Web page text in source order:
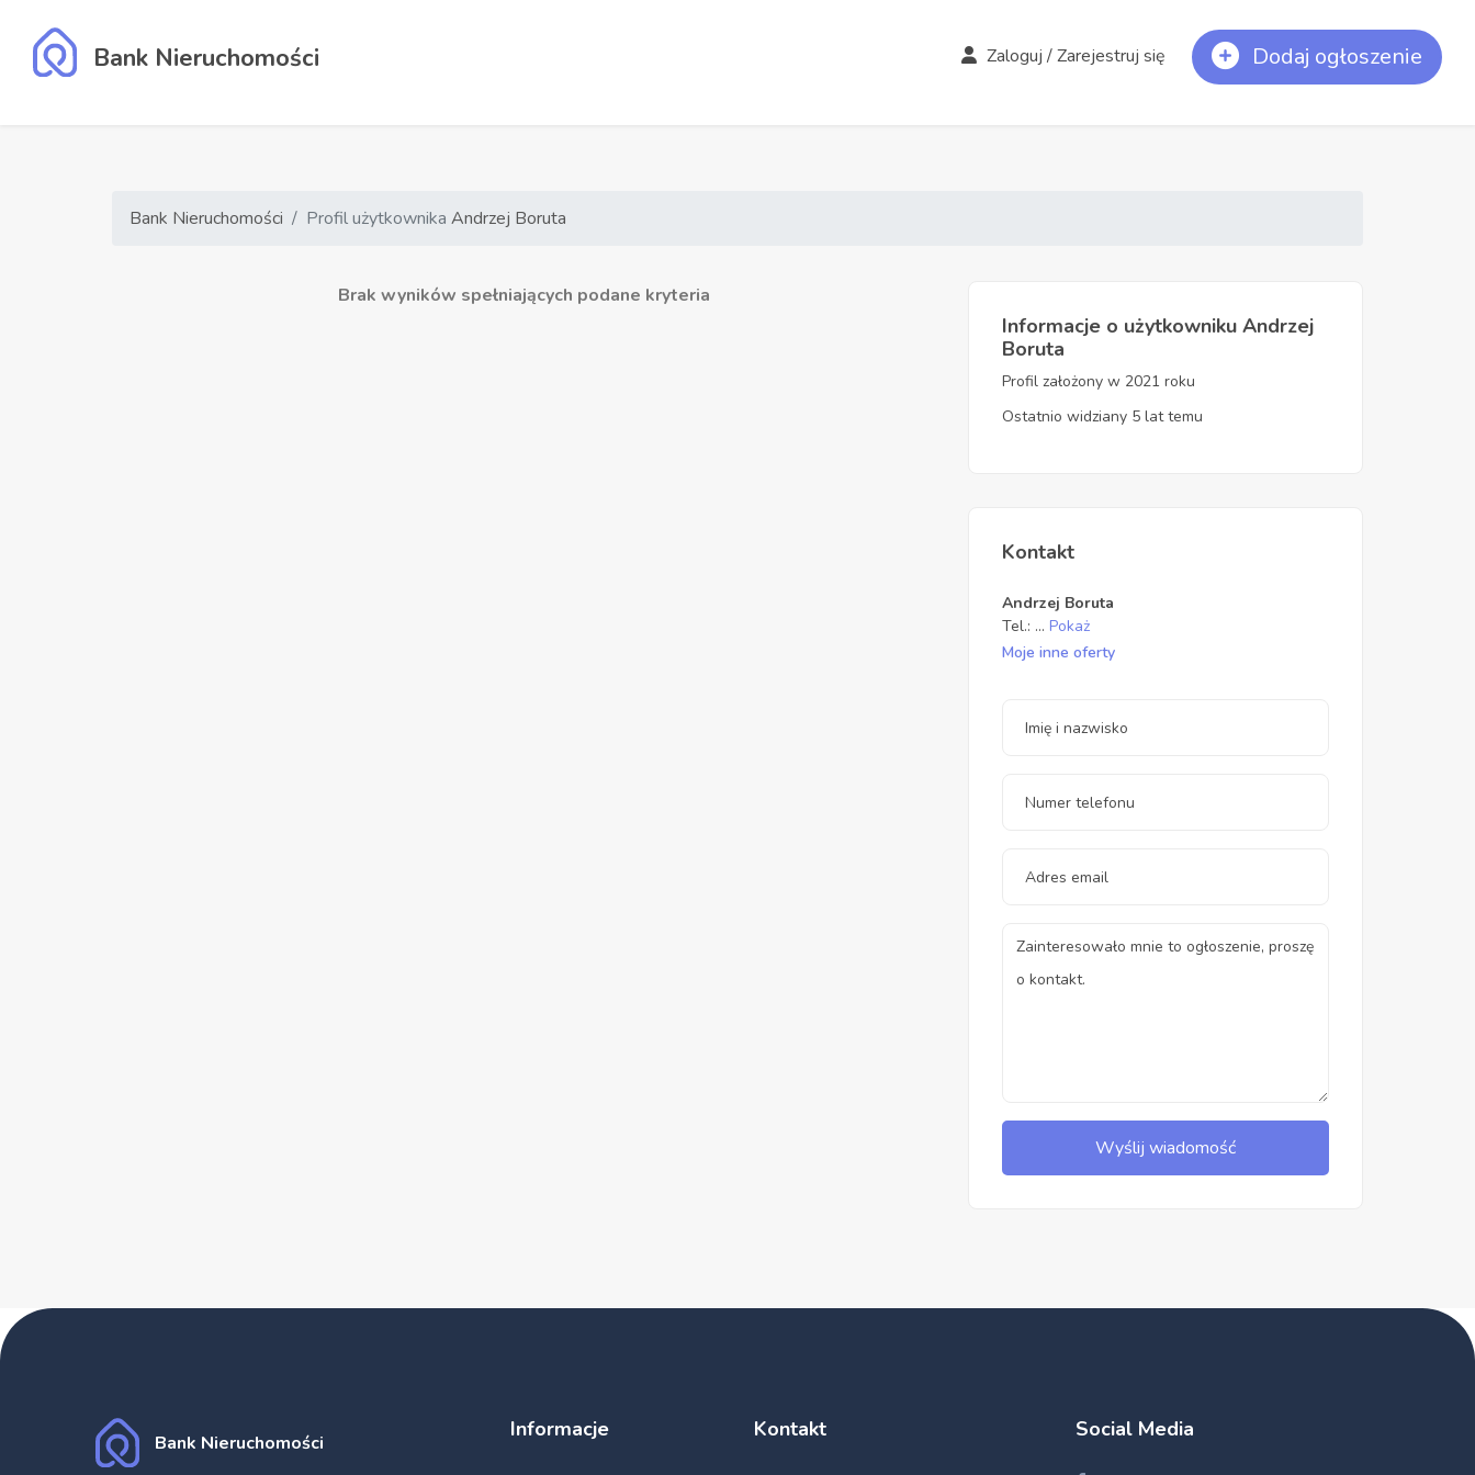
Bank Nieruchomości Zaloguj / Zarejestruj się Dodaj ogłoszenie
Bank Nieruchomości Profil użytkownika Andrzej Boruta
Brak wyników spełniających podane kryteria
Informacje o użytkowniku Andrzej
Boruta
Profil założony w 2021 roku
Ostatnio widziany 5 lat temu
Kontakt
Andrzej Boruta
Tel.: ... Pokaż
Moje inne oferty
Wyślij wiadomość
Bank Nieruchomości
Informacje Kontakt Social Media